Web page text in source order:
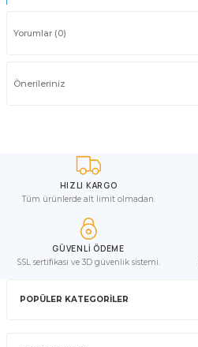
Yorumlar (0)
Önerileriniz
HIZLI KARGO
Tüm ürünlerde alt limit olmadan.
GÜVENLİ ÖDEME
SSL sertifikası ve 3D güvenlik sistemi.
POPÜLER KATEGORİLER